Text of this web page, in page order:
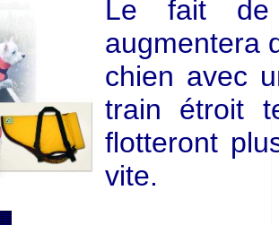
Le fait de
augmentera
chien avec
train étroit
flotteront
vite.